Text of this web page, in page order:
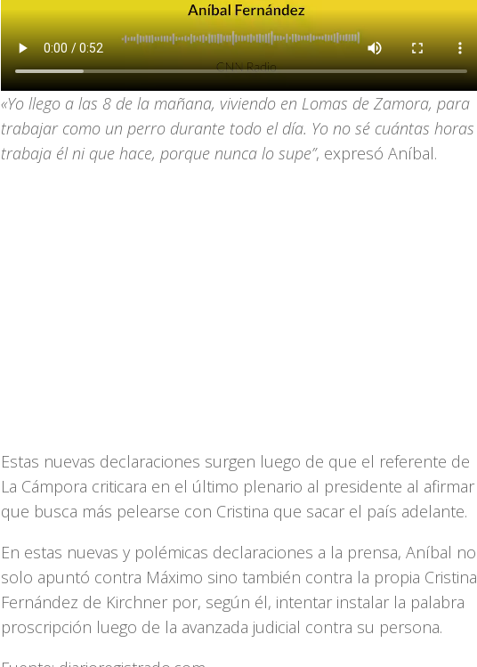
«Yo llego a las 8 de la mañana, viviendo en Lomas de Zamora, para
trabajar como un perro durante todo el día. Yo no sé cuántas horas
trabaja él ni que hace, porque nunca lo supe”, expresó Aníbal.
Estas nuevas declaraciones surgen luego de que el referente de
La Cámpora criticara en el último plenario al presidente al afirmar
que busca más pelearse con Cristina que sacar el país adelante.
En estas nuevas y polémicas declaraciones a la prensa, Aníbal no
solo apuntó contra Máximo sino también contra la propia Cristina
Fernández de Kirchner por, según él, intentar instalar la palabra
proscripción luego de la avanzada judicial contra su persona.